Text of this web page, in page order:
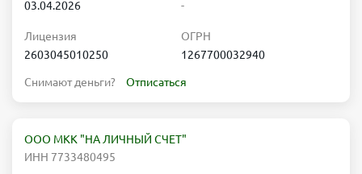
03.04.2026 -
Лицензия
2603045010250
ОГРН
1267700032940
Снимают деньги? Отписаться
ООО МКК "НА ЛИЧНЫЙ СЧЕТ"
ИНН 7733480495